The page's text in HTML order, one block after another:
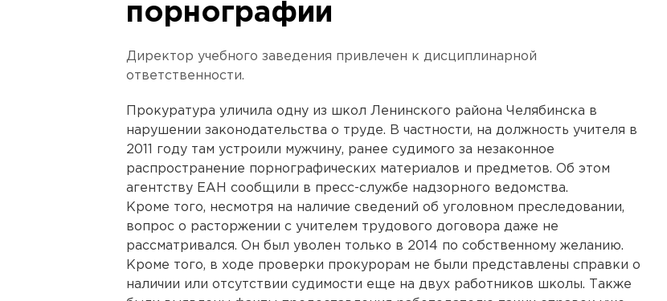
порнографии
Директор учебного заведения привлечен к дисциплинарной
ответственности.
Прокуратура уличила одну из школ Ленинского района Челябинска в
нарушении законодательства о труде. В частности, на должность учителя в
2011 году там устроили мужчину, ранее судимого за незаконное
распространение порнографических материалов и предметов. Об этом
агентству ЕАН сообщили в пресс-службе надзорного ведомства.
Кроме того, несмотря на наличие сведений об уголовном преследовании,
вопрос о расторжении с учителем трудового договора даже не
рассматривался. Он был уволен только в 2014 по собственному желанию.
Кроме того, в ходе проверки прокурорам не были представлены справки о
наличии или отсутствии судимости еще на двух работников школы. Также